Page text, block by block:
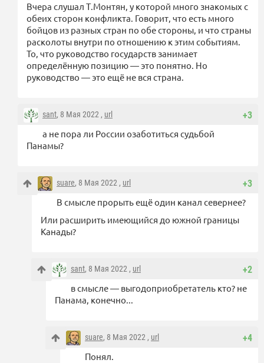
Вчера слушал Т.Монтян, у которой много знакомых с
обеих сторон конфликта. Говорит, что есть много
бойцов из разных стран по обе стороны, и что страны
расколоты внутри по отношению к этим событиям.
То, что руководство государств занимает
определённую позицию — это понятно. Но
руководство — это ещё не вся страна.
+3
sant, 8 Мая 2022 , url
а не пора ли России озаботиться судьбой
Панамы?
+3
suare, 8 Мая 2022 , url
В смысле прорыть ещё один канал севернее?
Или расширить имеющийся до южной границы
Канады?
+2
sant, 8 Мая 2022 , url
в смысле — выгодоприобретатель кто? не
Панама, конечно...
+4
suare, 8 Мая 2022 , url
Понял.